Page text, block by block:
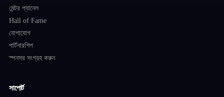
মেন্টর প্যানেল
Hall of Fame
যোগাযোগ
পার্টনারশিপ
স্পনসর সংগ্রহ করুন
সাপোর্ট